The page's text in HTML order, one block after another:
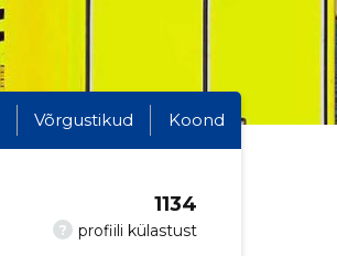
Võrgustikud Koond
? profiili külastust
1134